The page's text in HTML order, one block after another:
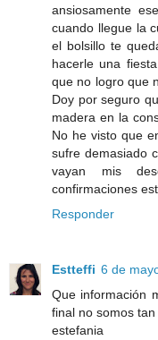
ansiosamente
cuando llegue la
el bolsillo te
hacerle una
que no logro que
Doy por seguro
madera en la
No he visto que
sufre demasiado
vayan mis
confirmaciones
Responder
Estteffi 6 de
Que información
final no somos
estefania